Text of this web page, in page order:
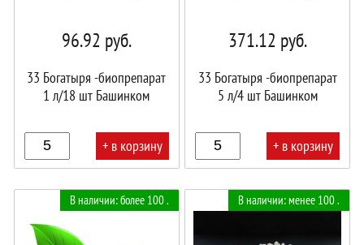
96.92 руб.
33 Богатыря -биопрепарат
1 л/18 шт Башинком
+ в корзину
371.12 руб.
33 Богатыря -биопрепарат
5 л/4 шт Башинком
+ в корзину
В наличии: более 100 . В наличии: менее 100 .